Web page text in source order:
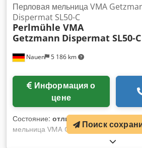
Nauen 5 186 km
Перловая мельница VMA
Dispermat SL50-C
Perlmühle VMA
Getzmann Dispermat SL50-C
цене
Состояние: отличное состояние (б/у)
мельница VMA Getzmann Dispermat
кВт Диапазон оборотов 0–6000 об/
Поиск